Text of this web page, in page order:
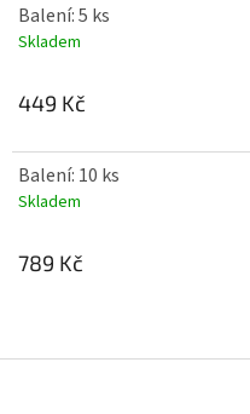
Balení: 5 ks
Skladem
449 Kč
Balení: 10 ks
Skladem
789 Kč